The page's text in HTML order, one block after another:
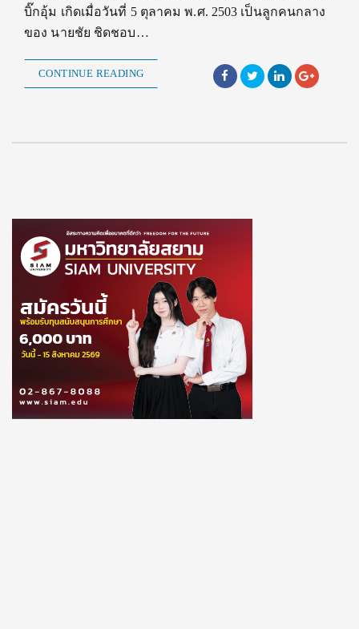
บิ๊กอุ้ม เกิดเมื่อวันที่ 5 ตุลาคม พ.ศ. 2503 เป็นลูกคนกลาง
ของ นายชัย ชิดชอบ…
CONTINUE READING